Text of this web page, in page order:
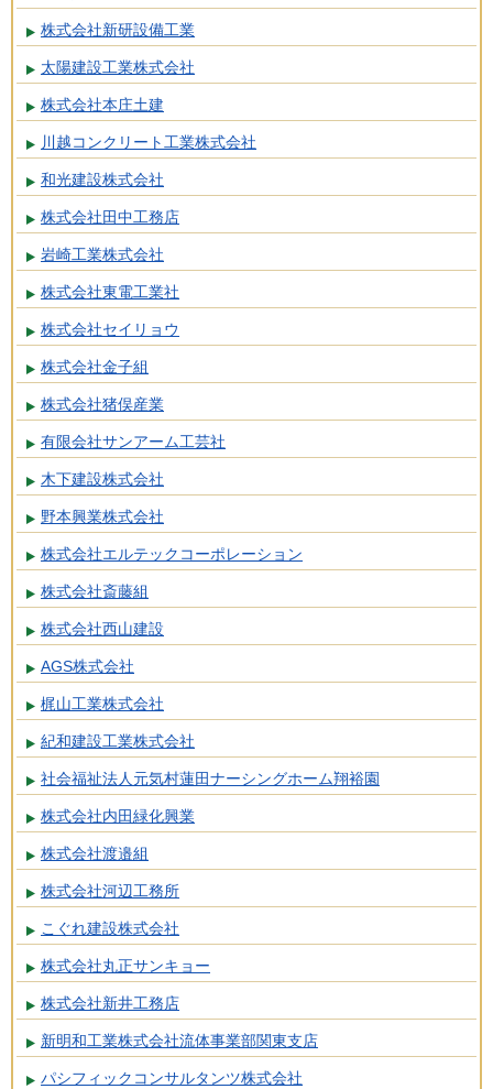
株式会社新研設備工業
太陽建設工業株式会社
株式会社本庄土建
川越コンクリート工業株式会社
和光建設株式会社
株式会社田中工務店
岩崎工業株式会社
株式会社東電工業社
株式会社セイリョウ
株式会社金子組
株式会社猪俣産業
有限会社サンアーム工芸社
木下建設株式会社
野本興業株式会社
株式会社エルテックコーポレーション
株式会社斎藤組
株式会社西山建設
AGS株式会社
梶山工業株式会社
紀和建設工業株式会社
社会福祉法人元気村蓮田ナーシングホーム翔裕園
株式会社内田緑化興業
株式会社渡邉組
株式会社河辺工務所
こぐれ建設株式会社
株式会社丸正サンキョー
株式会社新井工務店
新明和工業株式会社流体事業部関東支店
パシフィックコンサルタンツ株式会社